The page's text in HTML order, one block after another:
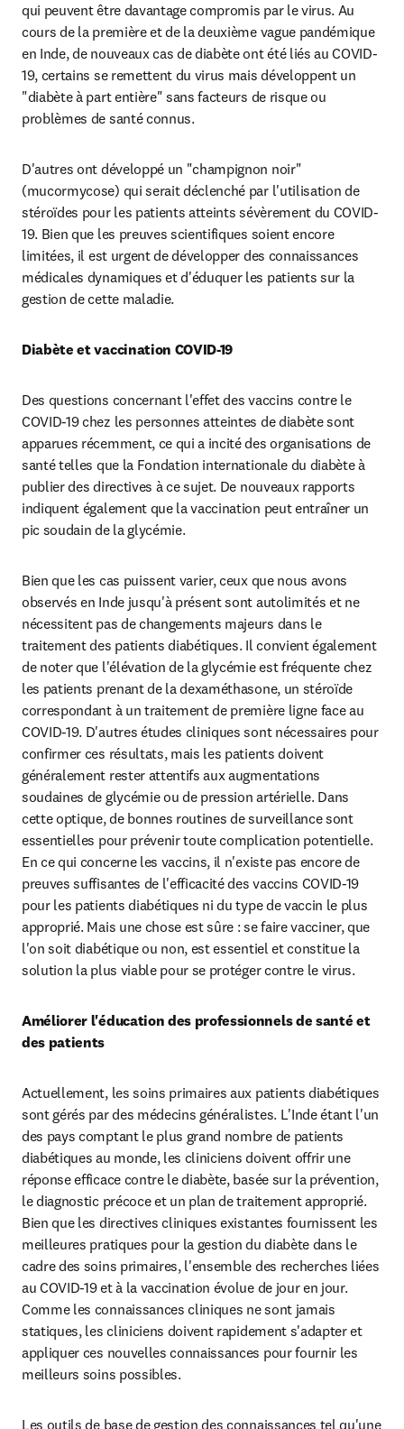
qui peuvent être davantage compromis par le virus. Au
cours de la première et de la deuxième vague pandémique
en Inde, de nouveaux cas de diabète ont été liés au COVID-
19, certains se remettent du virus mais développent un
"diabète à part entière" sans facteurs de risque ou
problèmes de santé connus.
D'autres ont développé un "champignon noir"
(mucormycose) qui serait déclenché par l'utilisation de
stéroïdes pour les patients atteints sévèrement du COVID-
19. Bien que les preuves scientifiques soient encore
limitées, il est urgent de développer des connaissances
médicales dynamiques et d'éduquer les patients sur la
gestion de cette maladie.
Diabète et vaccination COVID-19
Des questions concernant l'effet des vaccins contre le
COVID-19 chez les personnes atteintes de diabète sont
apparues récemment, ce qui a incité des organisations de
santé telles que la Fondation internationale du diabète à
publier des directives à ce sujet. De nouveaux rapports
indiquent également que la vaccination peut entraîner un
pic soudain de la glycémie.
Bien que les cas puissent varier, ceux que nous avons
observés en Inde jusqu'à présent sont autolimités et ne
nécessitent pas de changements majeurs dans le
traitement des patients diabétiques. Il convient également
de noter que l'élévation de la glycémie est fréquente chez
les patients prenant de la dexaméthasone, un stéroïde
correspondant à un traitement de première ligne face au
COVID-19. D'autres études cliniques sont nécessaires pour
confirmer ces résultats, mais les patients doivent
généralement rester attentifs aux augmentations
soudaines de glycémie ou de pression artérielle. Dans
cette optique, de bonnes routines de surveillance sont
essentielles pour prévenir toute complication potentielle.
En ce qui concerne les vaccins, il n'existe pas encore de
preuves suffisantes de l'efficacité des vaccins COVID-19
pour les patients diabétiques ni du type de vaccin le plus
approprié. Mais une chose est sûre : se faire vacciner, que
l'on soit diabétique ou non, est essentiel et constitue la
solution la plus viable pour se protéger contre le virus.
Améliorer l'éducation des professionnels de santé et
des patients
Actuellement, les soins primaires aux patients diabétiques
sont gérés par des médecins généralistes. L'Inde étant l'un
des pays comptant le plus grand nombre de patients
diabétiques au monde, les cliniciens doivent offrir une
réponse efficace contre le diabète, basée sur la prévention,
le diagnostic précoce et un plan de traitement approprié.
Bien que les directives cliniques existantes fournissent les
meilleures pratiques pour la gestion du diabète dans le
cadre des soins primaires, l'ensemble des recherches liées
au COVID-19 et à la vaccination évolue de jour en jour.
Comme les connaissances cliniques ne sont jamais
statiques, les cliniciens doivent rapidement s'adapter et
appliquer ces nouvelles connaissances pour fournir les
meilleurs soins possibles.
Les outils de base de gestion des connaissances tel qu'une